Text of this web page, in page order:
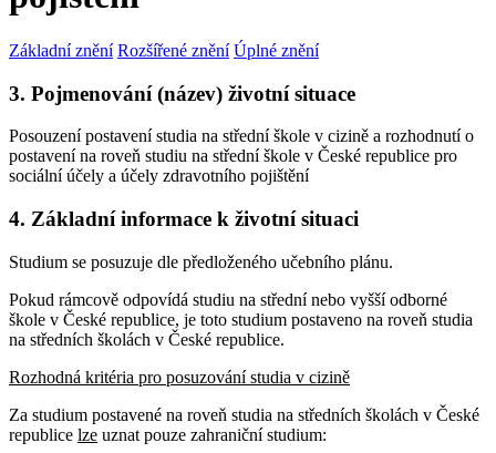
Základní znění Rozšířené znění Úplné znění
3. Pojmenování (název) životní situace
Posouzení postavení studia na střední škole v cizině a rozhodnutí o
postavení na roveň studiu na střední škole v České republice pro
sociální účely a účely zdravotního pojištění
4. Základní informace k životní situaci
Studium se posuzuje dle předloženého učebního plánu.
Pokud rámcově odpovídá studiu na střední nebo vyšší odborné
škole v České republice, je toto studium postaveno na roveň studia
na středních školách v České republice.
Rozhodná kritéria pro posuzování studia v cizině
Za studium postavené na roveň studia na středních školách v České
republice lze uznat pouze zahraniční studium: